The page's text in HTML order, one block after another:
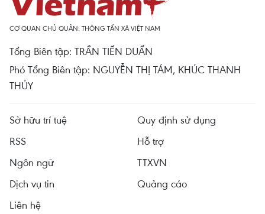
CƠ QUAN CHỦ QUẢN: THÔNG TẤN XÃ VIỆT NAM
Tổng Biên tập: TRẦN TIẾN DUẨN
Phó Tổng Biên tập: NGUYỄN THỊ TÁM, KHÚC THANH
THỦY
Sở hữu trí tuệ
Quy định sử dụng
RSS
Hỗ trợ
Ngôn ngữ
TTXVN
Dịch vụ tin
Quảng cáo
Liên hệ